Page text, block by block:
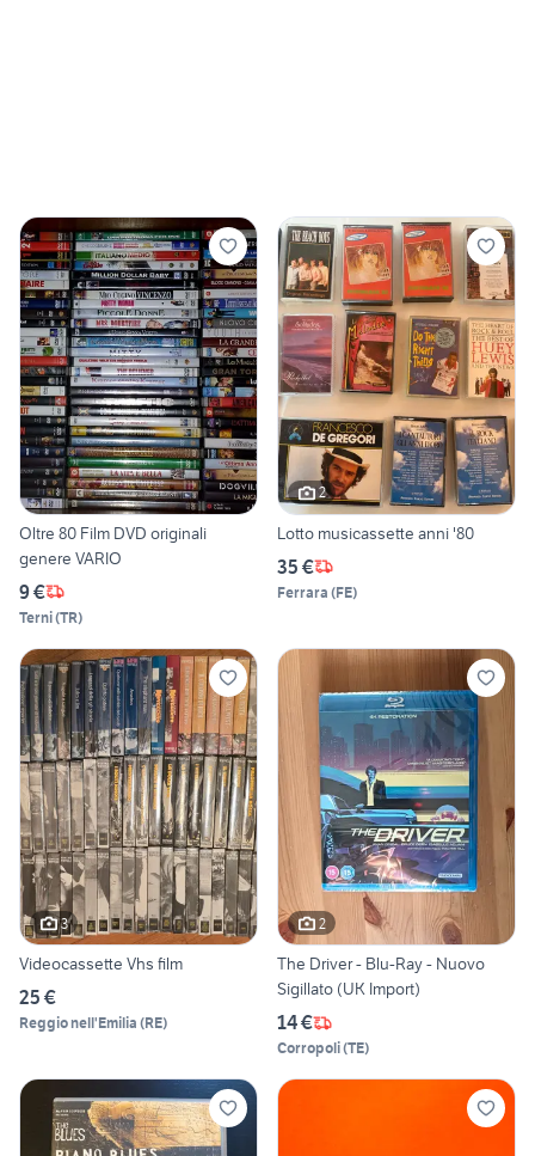
Oltre 80 Film DVD originali
genere VARIO
9 €
Terni(TR)
2
Lotto musicassette anni '80
35 €
Ferrara (FE)
3
Videocassette Vhs film
25 €
Reggio nell'Emilia (RE)
2
The Driver - Blu-Ray - Nuovo
Sigillato (UK Import)
14 €
Corropoli(TE)